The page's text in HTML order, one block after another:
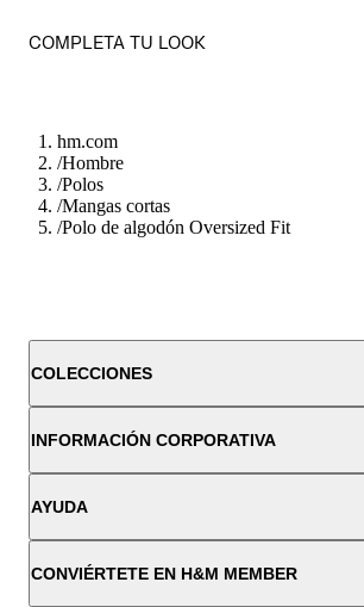
COMPLETA TU LOOK
hm.com
/Hombre
/Polos
/Mangas cortas
/Polo de algodón Oversized Fit
COLECCIONES
INFORMACIÓN CORPORATIVA
AYUDA
CONVIÉRTETE EN H&M MEMBER